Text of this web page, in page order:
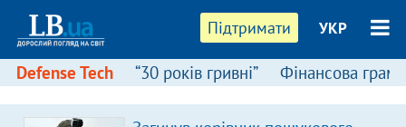
Підтримати УКР
Defense Tech “30 років гривні” Фінансова